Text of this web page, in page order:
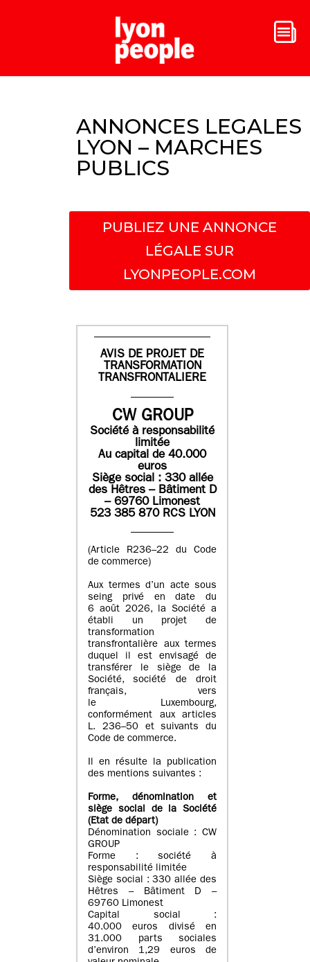
ANNONCES LEGALES
LYON – MARCHES
PUBLICS
PUBLIEZ UNE ANNONCE
LÉGALE SUR
LYONPEOPLE.COM
AVIS DE PROJET DE
TRANSFORMATION
TRANSFRONTALIERE
CW GROUP
Société à responsabilité
limitée
Au capital de 40.000
euros
Siège social : 330 allée
des Hêtres – Bâtiment D
– 69760 Limonest
523 385 870 RCS LYON
(Article R236–22 du Code
de commerce)
Aux termes d’un acte sous
seing privé en date du
6 août 2026, la Société a
établi un projet de
transformation
transfrontalière aux termes
duquel il est envisagé de
transférer le siège de la
Société, société de droit
français, vers
le Luxembourg,
conformément aux articles
L. 236–50 et suivants du
Code de commerce.
Il en résulte la publication
des mentions suivantes :
Forme, dénomination et
siège social de la Société
(Etatde départ)
Dénomination sociale : CW
GROUP
Forme : société à
responsabilité limitée
Siège social : 330 allée des
Hêtres – Bâtiment D –
69760 Limonest
Capital social :
40.000 euros divisé en
31.000 parts sociales
d’environ 1,29 euros de